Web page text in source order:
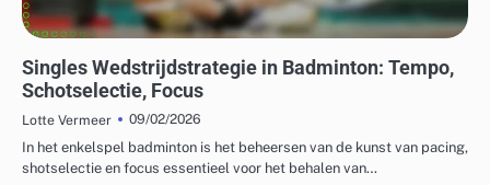
Singles Wedstrijdstrategie in Badminton: Tempo,
Schotselectie, Focus
Lotte Vermeer
09/02/2026
In het enkelspel badminton is het beheersen van de kunst van pacing,
shotselectie en focus essentieel voor het behalen van…